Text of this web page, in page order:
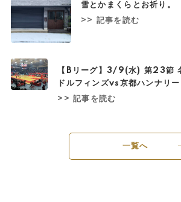
雪とかまくらとお祈り。
>> 記事を読む
【Bリーグ】3/9(水) 第23節
ドルフィンズvs京都ハンナリ
>> 記事を読む
一覧へ